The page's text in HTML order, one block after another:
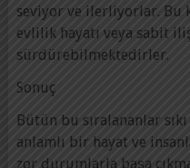
seviyor ve ilerliyorlar. Bu
evlilik hayatı veya sabit
sürdürebilmektedirler.
Sonuç
Bütün bu sıralananlar
anlamlı bir hayat ve
zor durumlarla başa